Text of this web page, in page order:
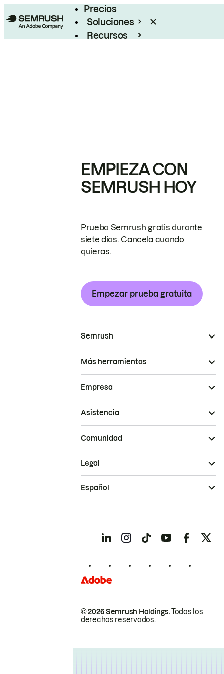
Precios
Soluciones
Recursos
EMPIEZA CON
SEMRUSH HOY
Prueba Semrush gratis durante
siete días. Cancela cuando
quieras.
Empezar prueba gratuita
Semrush
Más herramientas
Empresa
Asistencia
Comunidad
© 2026 Semrush Holdings.Todos los
derechos reservados.
Legal
Español